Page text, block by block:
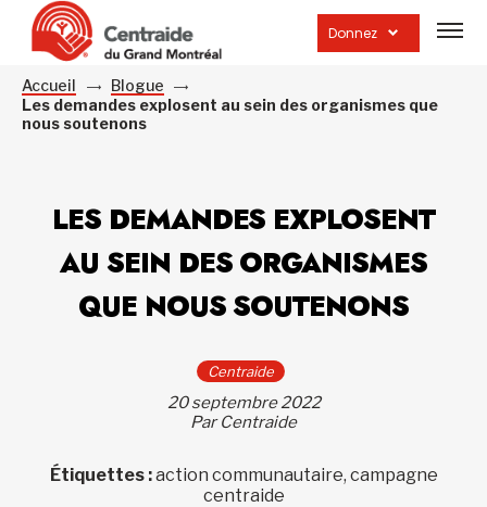
Donnez
la
Accueil
Blogue
Les demandes explosent au sein des organismes que
nous soutenons
LES DEMANDES EXPLOSENT
AU SEIN DES ORGANISMES
QUE NOUS SOUTENONS
Centraide
20 septembre 2022
Par Centraide
Étiquettes :action communautaire, campagne
centraide